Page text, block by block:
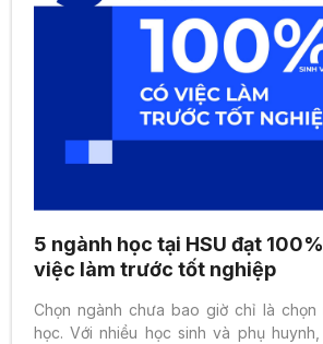
5 ngành học tại HSU đạt
việc làm trước tốt nghiệp
Chọn ngành chưa bao giờ chỉ là chọn
học. Với nhiều học sinh và phụ